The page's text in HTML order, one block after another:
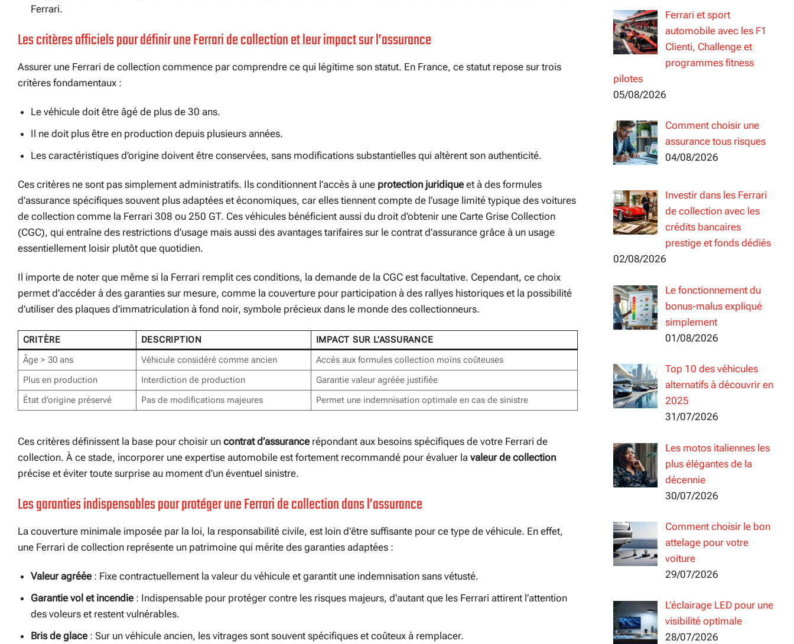
Ferrari.
Les critères officiels pour définir une Ferrari de collection et leur impact sur l’assurance
Assurer une Ferrari de collection commence par comprendre ce qui légitime son statut. En France, ce statut repose sur trois
critères fondamentaux :
Le véhicule doit être âgé de plus de 30 ans.
Il ne doit plus être en production depuis plusieurs années.
Les caractéristiques d’origine doivent être conservées, sans modifications substantielles qui altèrent son authenticité.
Ces critères ne sont pas simplement administratifs. Ils conditionnent l’accès à une protection juridique et à des formules
d’assurance spécifiques souvent plus adaptées et économiques, car elles tiennent compte de l’usage limité typique des voitures
de collection comme la Ferrari 308 ou 250 GT. Ces véhicules bénéficient aussi du droit d’obtenir une Carte Grise Collection
(CGC), qui entraîne des restrictions d’usage mais aussi des avantages tarifaires sur le contrat d’assurance grâce à un usage
essentiellement loisir plutôt que quotidien.
Il importe de noter que même si la Ferrari remplit ces conditions, la demande de la CGC est facultative. Cependant, ce choix
permet d’accéder à des garanties sur mesure, comme la couverture pour participation à des rallyes historiques et la possibilité
d’utiliser des plaques d’immatriculation à fond noir, symbole précieux dans le monde des collectionneurs.
CRITÈRE DESCRIPTION
IMPACT SUR L’ASSURANCE
Âge > 30 ans
Véhicule considéré comme ancien
Accès aux formules collection moins coûteuses
Plus en production
Interdiction de production
Garantie valeur agréée justifiée
État d’origine préservé
Pas de modifications majeures Permet une indemnisation optimale en cas de sinistre
Ces critères définissent la base pour choisir un contrat d’assurance répondant aux besoins spécifiques de votre Ferrari de
collection. À ce stade, incorporer une expertise automobile est fortement recommandé pour évaluer la valeur de collection
précise et éviter toute surprise au moment d’un éventuel sinistre.
Les garanties indispensables pour protéger une Ferrari de collection dans l’assurance
La couverture minimale imposée par la loi, la responsabilité civile, est loin d’être suffisante pour ce type de véhicule. En effet,
une Ferrari de collection représente un patrimoine qui mérite des garanties adaptées :
Valeur agréée : Fixe contractuellement la valeur du véhicule et garantit une indemnisation sans vétusté.
Garantie vol et incendie : Indispensable pour protéger contre les risques majeurs, d’autant que les Ferrari attirent l’attention
des voleurs et restent vulnérables.
Bris de glace : Sur un véhicule ancien, les vitrages sont souvent spécifiques et coûteux à remplacer.
Ferrari et sport
automobile avec les F1
Clienti, Challenge et
programmes fitness
pilotes
05/08/2026
Comment choisir une
assurance tous risques
04/08/2026
Investir dans les Ferrari
de collection avec les
crédits bancaires
prestige et fonds dédiés
02/08/2026
Le fonctionnement du
bonus-malus expliqué
simplement
01/08/2026
Top 10 des véhicules
alternatifs à découvrir en
2025
31/07/2026
Les motos italiennes les
plus élégantes de la
décennie
30/07/2026
Comment choisir le bon
attelage pour votre
voiture
29/07/2026
L’éclairage LED pour une
visibilité optimale
28/07/2026